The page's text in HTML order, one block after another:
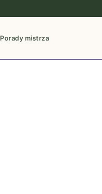
Porady mistrza